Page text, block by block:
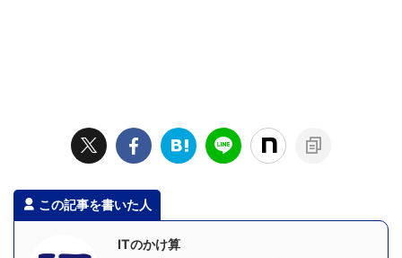
この記事を書いた人
ITのかけ算